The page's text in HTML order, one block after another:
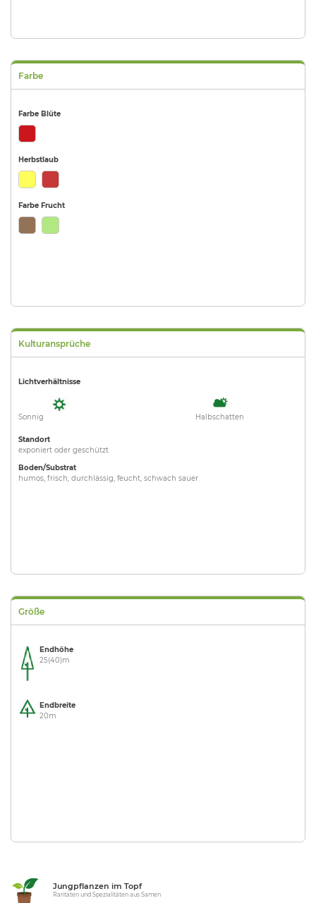
Farbe
Farbe Blüte
Herbstlaub
Farbe Frucht
Kulturansprüche
Lichtverhältnisse
Sonnig Halbschatten
Standort
exponiert oder geschützt
Boden/Substrat
humos, frisch, durchlässig, feucht, schwach sauer
Größe
Endhöhe
25(40)m
Endbreite
20m
Jungpflanzen im Topf
Raritäten und Spezialitäten aus Samen